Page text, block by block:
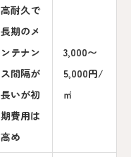
高耐久で
長期のメ
ンテナン
ス間隔が
長いが初
期費用は
高め
3,000〜
5,000円/
㎡